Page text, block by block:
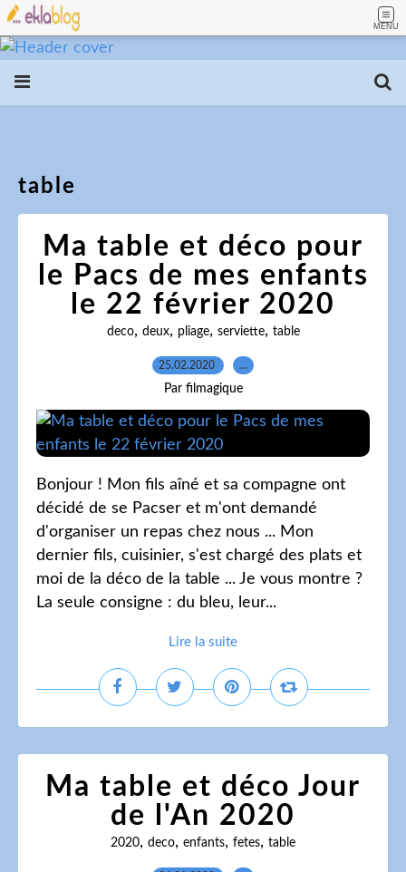
MENU
table
Ma table et déco pour
le Pacs de mes enfants
le 22 février 2020
deco, deux, pliage, serviette, table
25.02.2020 …
Par filmagique
Bonjour ! Mon fils aîné et sa compagne ont
décidé de se Pacser et m'ont demandé
d'organiser un repas chez nous ... Mon
dernier fils, cuisinier, s'est chargé des plats et
moi de la déco de la table ... Je vous montre ?
La seule consigne : du bleu, leur...
Lire la suite
Ma table et déco Jour
de l'An 2020
2020, deco, enfants, fetes, table